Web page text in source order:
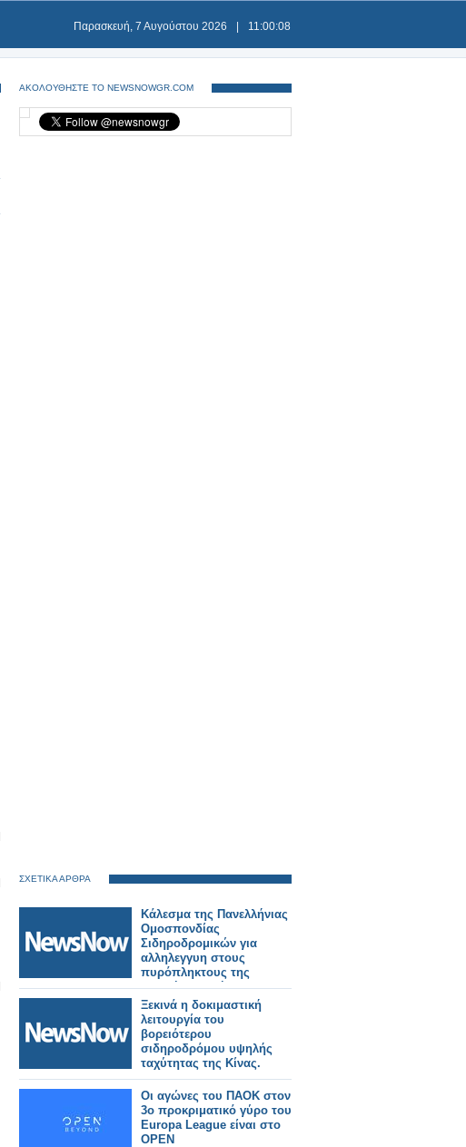
Παρασκευή, 7 Αυγούστου 2026 11:00:08
ΑΚΟΛΟΥΘΗΣΤΕ ΤΟ NEWSNOWGR.COM
ΣΧΕΤΙΚΑ ΑΡΘΡΑ
Κάλεσμα της Πανελλήνιας
Ομοσπονδίας
Σιδηροδρομικών για
αλληλεγγυη στους
πυρόπληκτους της
Δυτικής Αττικής.
Ξεκινά η δοκιμαστική
λειτουργία του
βορειότερου
σιδηροδρόμου υψηλής
ταχύτητας της Κίνας.
Οι αγώνες του ΠΑΟΚ στον
3ο προκριματικό γύρο του
Europa League είναι στο
OPEN